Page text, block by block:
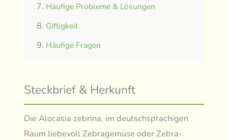
Häufige Probleme & Lösungen
Giftigkeit
Häufige Fragen
Steckbrief & Herkunft
Die Alocasia zebrina, im deutschsprachigen
Raum liebevoll Zebragemüse oder Zebra-